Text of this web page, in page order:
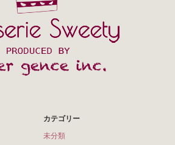
カテゴリー
未分類